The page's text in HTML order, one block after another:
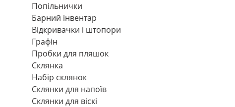
Попільнички
Барний інвентар
Відкривачки і штопори
Графін
Пробки для пляшок
Склянка
Набір склянок
Склянки для напоїв
Склянки для віскі